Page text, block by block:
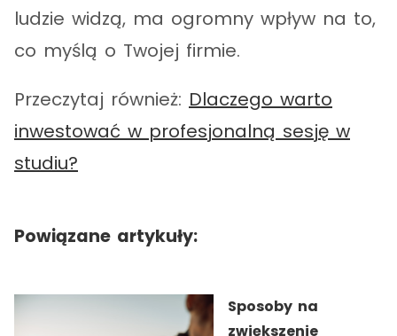
ludzie widzą, ma ogromny wpływ na to,
co myślą o Twojej firmie.
Przeczytaj również: Dlaczego warto
inwestować w profesjonalną sesję w
studiu?
Powiązane artykuły:
Sposoby na
zwiększenie